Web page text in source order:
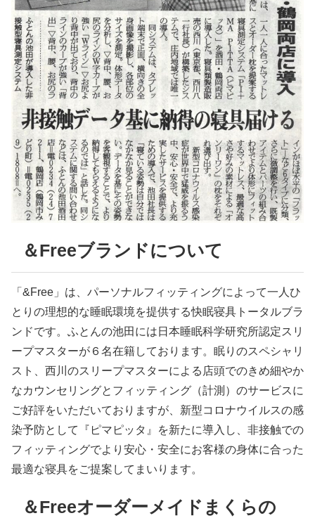
＆Freeブランドについて
「&Free」は、パーソナルフィッティングによって一人ひ
とりの理想的な睡眠環境を提供する快眠寝具トータルブラ
ンドです。ふとんの池田には日本睡眠科学研究所認定スリ
ープマスターが６名在籍しております。眠りのスペシャリ
スト、西川のスリープマスターによる店頭でのきめ細やか
なカウンセリングとフィッティング（計測）のサービスに
ご好評をいただいておりますが、新型コロナウイルスの感
染予防として『ピマピッタ』を新たに導入し、非接触での
フィッティングでより安心・安全にお客様の身体に合った
最適な寝具をご提案してまいります。
＆Freeオーダーメイドまくらの